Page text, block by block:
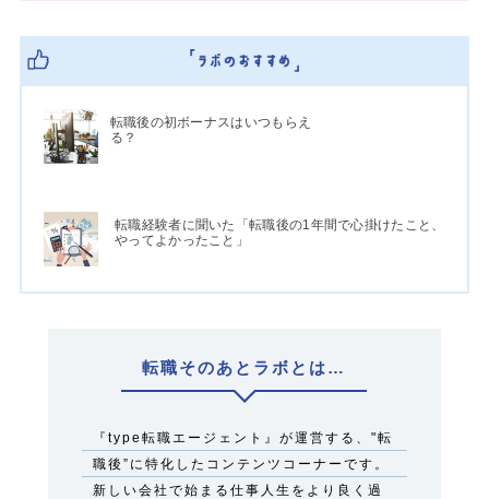
転職後の初ボーナスはいつもらえ
る？
転職経験者に聞いた「転職後の1年間で心掛けたこと、
やってよかったこと」
転職そのあとラボとは…
『type転職エージェント』が運営する、"転
職後”に特化したコンテンツコーナーです。
新しい会社で始まる仕事人生をより良く過